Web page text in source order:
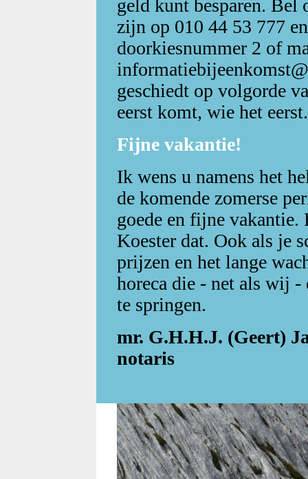
geld kunt besparen. Bel
zijn op 010 44 53 777
doorkiesnummer 2 of
geschiedt op volgorde
eerst komt, wie het
Fijne vakantie!
Ik wens u namens het
de komende zomerse
goede en fijne
Koester dat. Ook als je
prijzen en het lange
horeca die - net als wij -
te springen.
mr. G.H.H.J. (Geert)
notaris